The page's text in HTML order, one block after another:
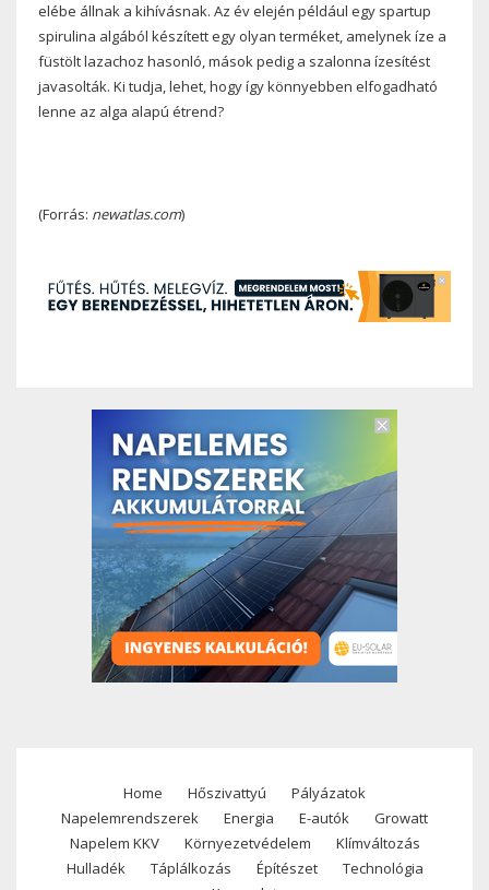
elébe állnak a kihívásnak. Az év elején például egy spartup
spirulina algából készített egy olyan terméket, amelynek íze a
füstölt lazachoz hasonló, mások pedig a szalonna ízesítést
javasolták. Ki tudja, lehet, hogy így könnyebben elfogadható
lenne az alga alapú étrend?
(Forrás: newatlas.com)
Footer
menu
Home Hőszivattyú
Pályázatok
Napelemrendszerek
Energia E-autók
Growatt
Napelem KKV
Környezetvédelem
Klímváltozás
Hulladék
Táplálkozás Építészet
Technológia